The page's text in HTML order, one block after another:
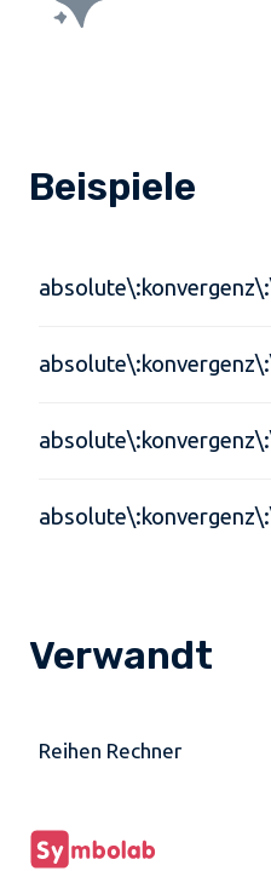
Beispiele
Verwandt
Reihen Rechner